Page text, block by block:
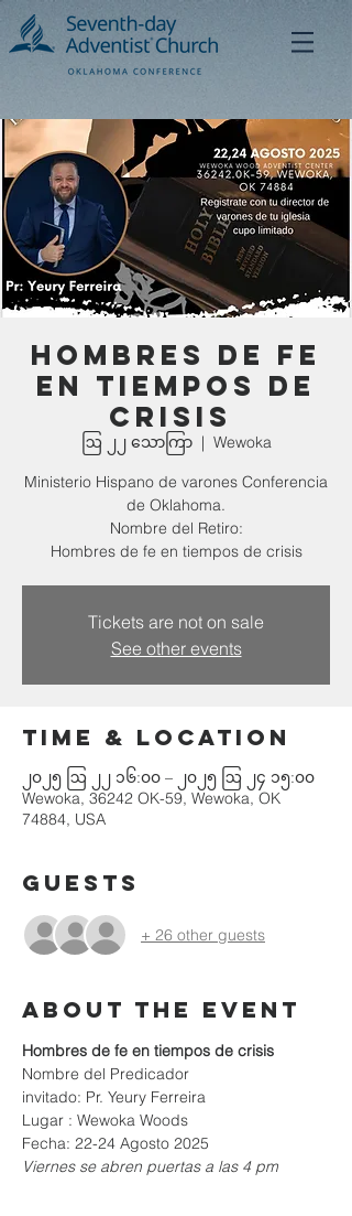
Hombres de fe
en tiempos de
crisis
ဩ ၂၂ သောကြာ
  |
Wewoka
Ministerio Hispano de varones Conferencia
de Oklahoma.
Nombre del Retiro:
Hombres de fe en tiempos de crisis
Tickets are not on sale
See other events
Time & Location
၂၀၂၅ ဩ ၂၂ ၁၆:၀၀ – ၂၀၂၅ ဩ ၂၄ ၁၅:၀၀
Wewoka, 36242 OK-59, Wewoka, OK
74884, USA
Guests
+ 26 other guests
About the event
Hombres de fe en tiempos de crisis
Nombre del Predicador
invitado: Pr. Yeury Ferreira
Lugar : Wewoka Woods
Fecha: 22-24 Agosto 2025
Viernes se abren puertas a las 4 pm